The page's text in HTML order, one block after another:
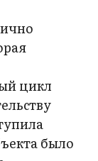
цикл
было